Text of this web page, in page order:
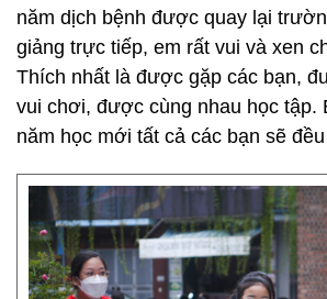
năm dịch bệnh được quay lại
giảng trực tiếp, em rất vui và xen
Thích nhất là được gặp các bạn,
vui chơi, được cùng nhau học tập.
năm học mới tất cả các bạn sẽ